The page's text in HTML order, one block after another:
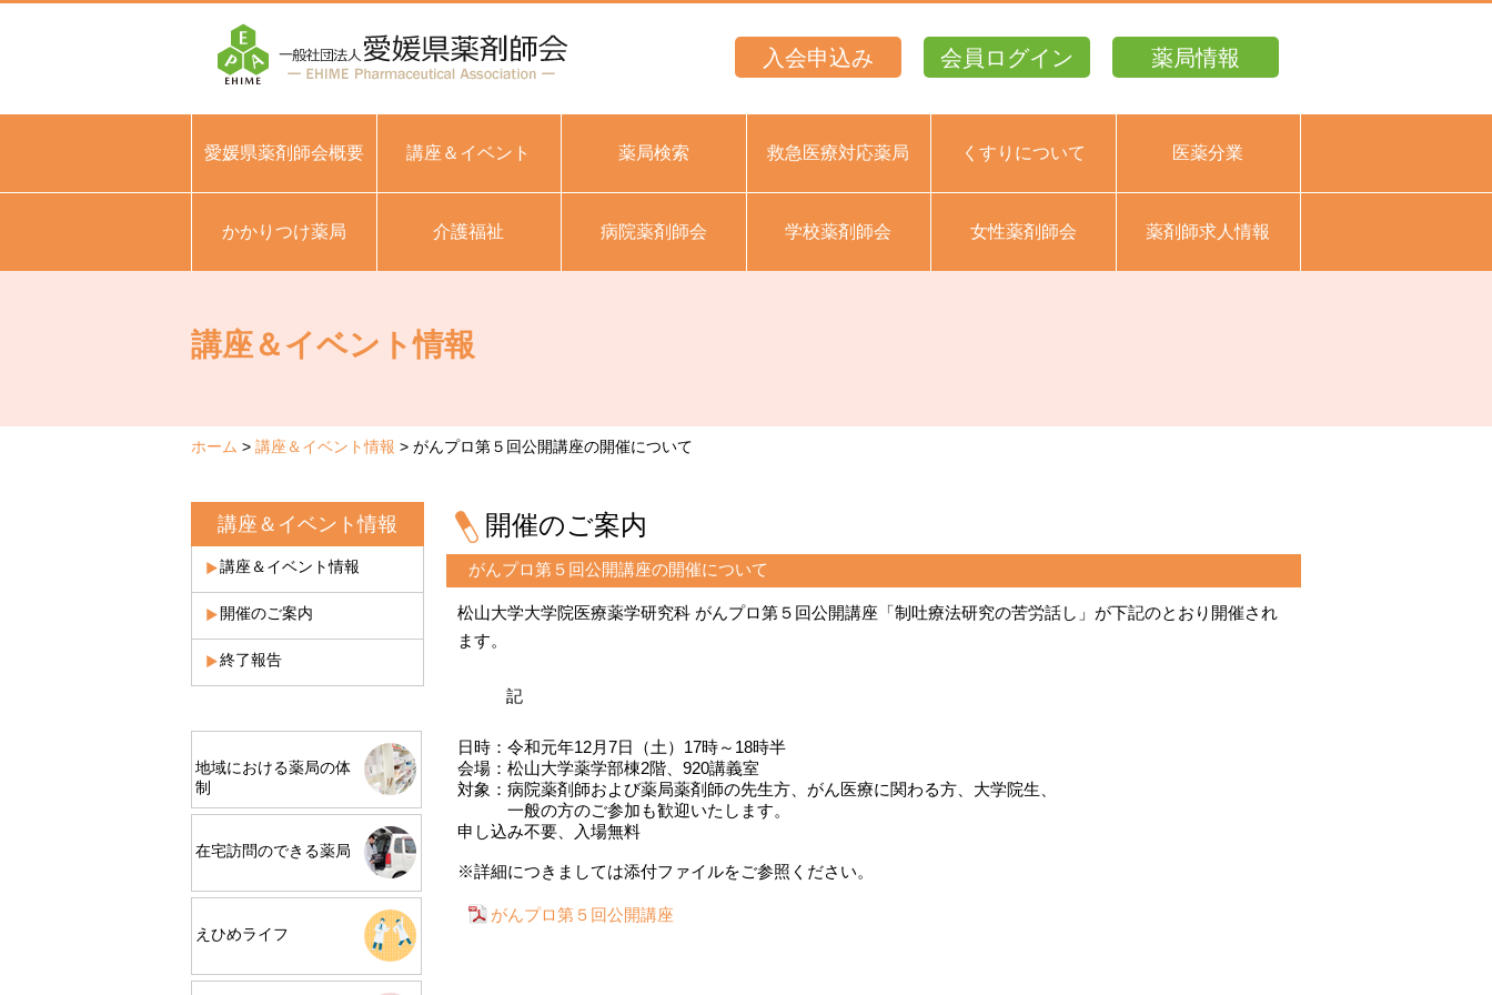
薬局情報
会員ログイン
入会申込み
愛媛県薬剤師会概要 講座＆イベント 薬局検索 救急医療対応薬局 くすりについて 医薬分業
かかりつけ薬局 介護福祉 病院薬剤師会 学校薬剤師会 女性薬剤師会 薬剤師求人情報
講座＆イベント情報
ホーム 講座＆イベント情報 がんプロ第５回公開講座の開催について
講座＆イベント情報
講座＆イベント情報
開催のご案内
終了報告
地域における薬局の体
制
在宅訪問のできる薬局
えひめライフ
開催のご案内
がんプロ第５回公開講座の開催について
松山大学大学院医療薬学研究科 がんプロ第５回公開講座「制吐療法研究の苦労話し」が下記のとおり開催され
ます。
記
日時：令和元年12月7日（土）17時～18時半
会場：松山大学薬学部棟2階、920講義室
対象：病院薬剤師および薬局薬剤師の先生方、がん医療に関わる方、大学院生、
一般の方のご参加も歓迎いたします。
申し込み不要、入場無料
※詳細につきましては添付ファイルをご参照ください。
がんプロ第５回公開講座